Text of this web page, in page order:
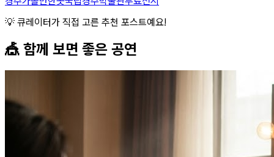
💡 큐레이터가 직접 고른 추천 포스트예요!
🎪 함께 보면 좋은 공연